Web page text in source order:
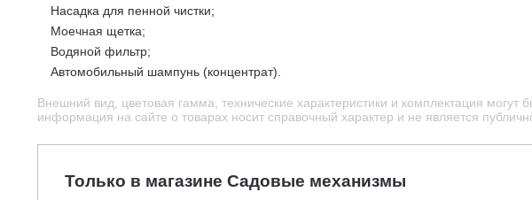
Насадка для пенной чистки;
Моечная щетка;
Водяной фильтр;
Автомобильный шампунь (концентрат).
Внешний вид, цветовая гамма, технические характеристики и комплектация
информация на сайте о товарах носит справочный характер и не является
Только в магазине Садовые механизмы